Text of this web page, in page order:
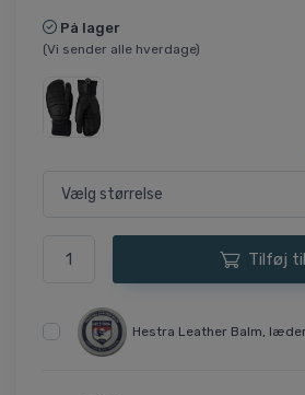
På lager
(Vi sender alle hverdage)
Tilføj
Hestra Leather Balm,